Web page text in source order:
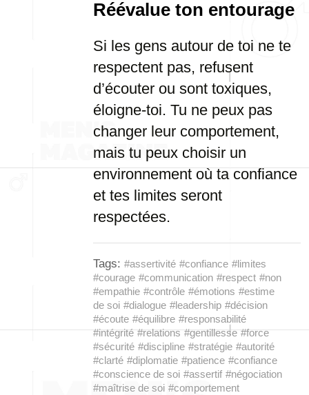
Réévalue ton entourage
Si les gens autour de toi ne te
respectent pas, refusent
d’écouter ou sont toxiques,
éloigne-toi. Tu ne peux pas
changer leur comportement,
mais tu peux choisir un
environnement où ta confiance
et tes limites seront
respectées.
Tags: #assertivité #confiance #limites
#courage #communication #respect #non
#empathie #contrôle #émotions #estime
de soi #dialogue #leadership #décision
#écoute #équilibre #responsabilité
#intégrité #relations #gentillesse #force
#sécurité #discipline #stratégie #autorité
#clarté #diplomatie #patience #confiance
#conscience de soi #assertif #négociation
#maîtrise de soi #comportement